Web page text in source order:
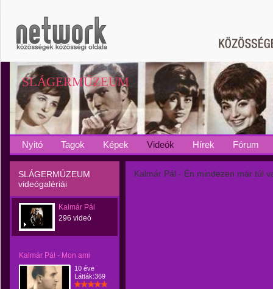
SLÁGERMÚZEUM
Nyitó Tagok Képek Videók Hírek Fórum
SLÁGERMÚZEUM
videógalériái
Kalmár Pál
296 videó
Kalmár Pál - Mon ami
10 éve
Látták:369
Kalmár Pál - Én mindezen már túl